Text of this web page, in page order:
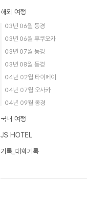
해외 여행
03년 06월 동경
03년 06월 후쿠오카
03년 07월 동경
03년 08월 동경
04년 02월 타이페이
04년 07월 오사카
04년 09월 동경
국내 여행
JS HOTEL
기록_대회기록